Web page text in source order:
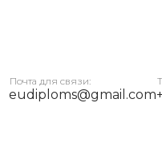
Почта для связи:
eudiploms@gmail.com